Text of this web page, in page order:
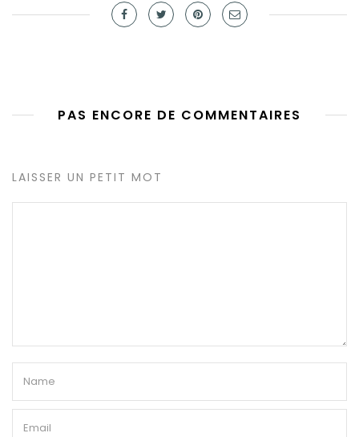
PAS ENCORE DE COMMENTAIRES
LAISSER UN PETIT MOT